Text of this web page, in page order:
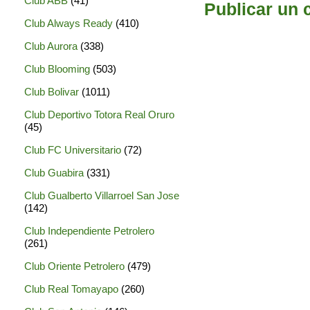
Publicar un
Club Always Ready (410)
Club Aurora (338)
Club Blooming (503)
Club Bolivar (1011)
Club Deportivo Totora Real Oruro
(45)
Club FC Universitario (72)
Club Guabira (331)
Club Gualberto Villarroel San Jose
(142)
Club Independiente Petrolero
(261)
Club Oriente Petrolero (479)
Club Real Tomayapo (260)